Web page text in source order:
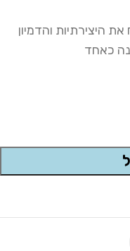
היצירתיות והדמיון
כאחד